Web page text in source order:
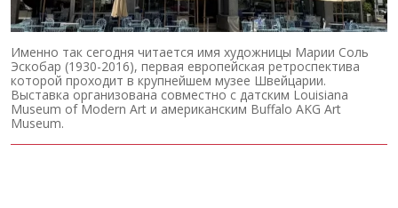
Именно так сегодня читается имя художницы Марии Соль
Эскобар (1930-2016), первая европейская ретроспектива
которой проходит в крупнейшем музее Швейцарии.
Выставка организована совместно с датским Louisiana
Museum of Modern Art и американским Buffalo AKG Art
Museum.